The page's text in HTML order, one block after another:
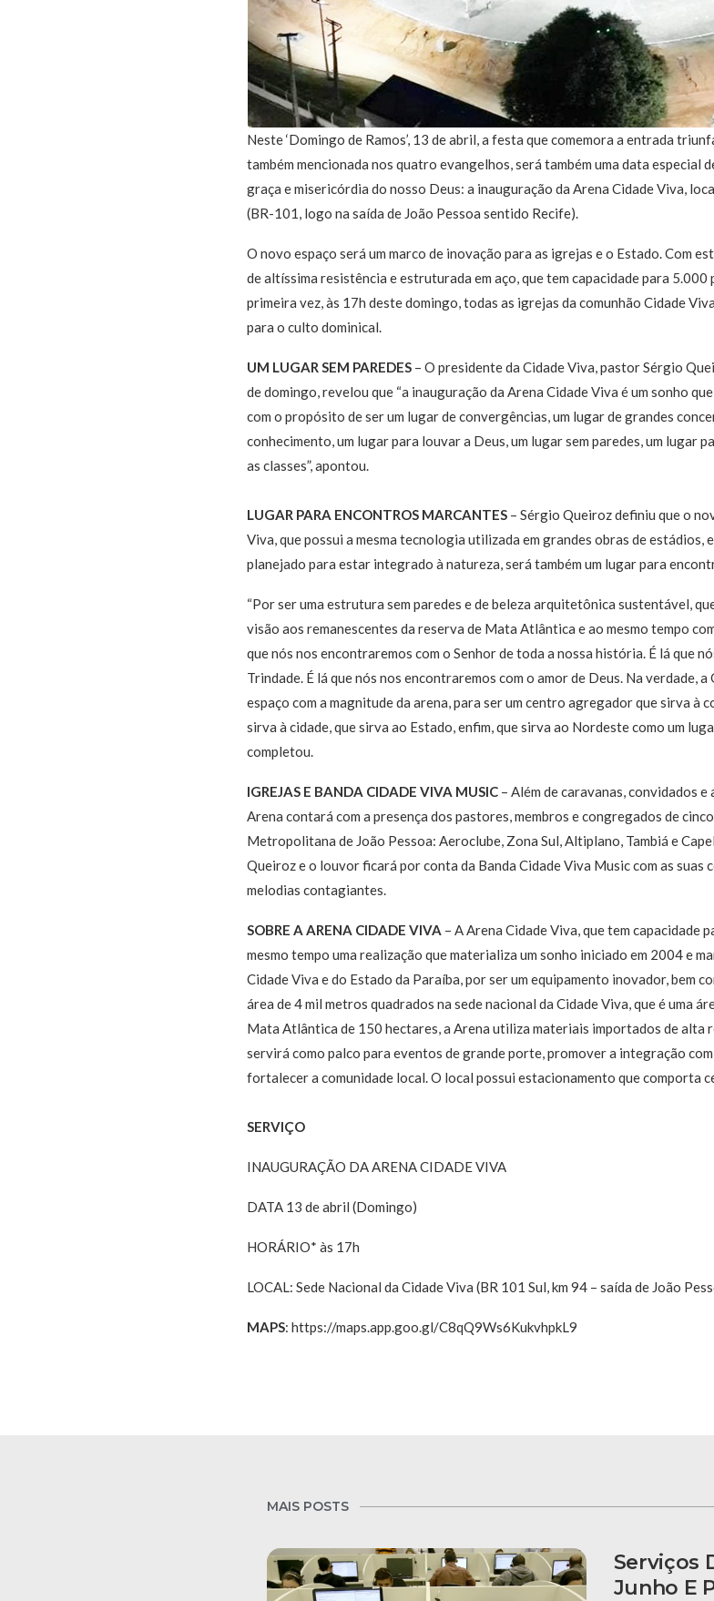
Neste ‘Domingo de Ramos’, 13 de abril, a festa que comemora a entrada
também mencionada nos quatro evangelhos, será também uma data especial
graça e misericórdia do nosso Deus: a inauguração da Arena Cidade Viva,
(BR-101, logo na saída de João Pessoa sentido Recife).
O novo espaço será um marco de inovação para as igrejas e o Estado. Com
de altíssima resistência e estruturada em aço, que tem capacidade para
primeira vez, às 17h deste domingo, todas as igrejas da comunhão Cidade
para o culto dominical.
UM LUGAR SEM PAREDES– O presidente da Cidade Viva, pastor Sérgio
de domingo, revelou que “a inauguração da Arena Cidade Viva é um sonho
com o propósito de ser um lugar de convergências, um lugar de grandes
conhecimento, um lugar para louvar a Deus, um lugar sem paredes, um lugar
as classes”, apontou.
LUGAR PARA ENCONTROS MARCANTES– Sérgio Queiroz definiu que o
Viva, que possui a mesma tecnologia utilizada em grandes obras de
planejado para estar integrado à natureza, será também um lugar para
“Por ser uma estrutura sem paredes e de beleza arquitetônica sustentável,
visão aos remanescentes da reserva de Mata Atlântica e ao mesmo tempo
que nós nos encontraremos com o Senhor de toda a nossa história. É lá que
Trindade. É lá que nós nos encontraremos com o amor de Deus. Na verdade,
espaço com a magnitude da arena, para ser um centro agregador que sirva à
sirva à cidade, que sirva ao Estado, enfim, que sirva ao Nordeste como um
completou.
IGREJAS E BANDA CIDADE VIVA MUSIC– Além de caravanas, convidados e
Arena contará com a presença dos pastores, membros e congregados de
Metropolitana de João Pessoa: Aeroclube, Zona Sul, Altiplano, Tambiá e
Queiroz e o louvor ficará por conta da Banda Cidade Viva Music com as suas
melodias contagiantes.
SOBRE A ARENA CIDADE VIVA – A Arena Cidade Viva, que tem capacidade
mesmo tempo uma realização que materializa um sonho iniciado em 2004 e
Cidade Viva e do Estado da Paraíba, por ser um equipamento inovador, bem
área de 4 mil metros quadrados na sede nacional da Cidade Viva, que é uma
Mata Atlântica de 150 hectares, a Arena utiliza materiais importados de alta
servirá como palco para eventos de grande porte, promover a integração
fortalecer a comunidade local. O local possui estacionamento que comporta
SERVIÇO
INAUGURAÇÃO DA ARENA CIDADE VIVA
DATA 13 de abril (Domingo)
HORÁRIO* às 17h
LOCAL: Sede Nacional da Cidade Viva (BR 101 Sul, km 94 – saída de João
MAPS: https://maps.app.goo.gl/C8qQ9Ws6KukvhpkL9
MAIS POSTS
Serviços
Junho E